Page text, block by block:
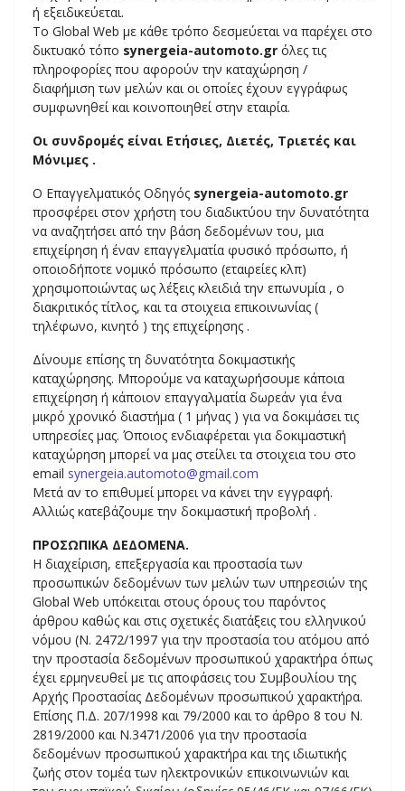
ή εξειδικεύεται.
Το Global Web με κάθε τρόπο δεσμεύεται να παρέχει στο
δικτυακό τόπο synergeia-automoto.gr όλες τις
πληροφορίες που αφορούν την καταχώρηση /
διαφήμιση των μελών και οι οποίες έχουν εγγράφως
συμφωνηθεί και κοινοποιηθεί στην εταιρία.
Οι συνδρομές είναι Ετήσιες, Διετές, Τριετές και
Μόνιμες .
Ο Επαγγελματικός Οδηγός synergeia-automoto.gr
προσφέρει στον χρήστη του διαδικτύου την δυνατότητα
να αναζητήσει από την βάση δεδομένων του, μια
επιχείρηση ή έναν επαγγελματία φυσικό πρόσωπο, ή
οποιοδήποτε νομικό πρόσωπο (εταιρείες κλπ)
χρησιμοποιώντας ως λέξεις κλειδιά την επωνυμία , ο
διακριτικός τίτλος, και τα στοιχεια επικοινωνίας (
τηλέφωνο, κινητό ) της επιχείρησης .
Δίνουμε επίσης τη δυνατότητα δοκιμαστικής
καταχώρησης. Μπορούμε να καταχωρήσουμε κάποια
επιχείρηση ή κάποιον επαγγαλματία δωρεάν για ένα
μικρό χρονικό διαστήμα ( 1 μήνας ) για να δοκιμάσει τις
υπηρεσίες μας. Όποιος ενδιαφέρεται για δοκιμαστική
καταχώρηση μπορεί να μας στείλει τα στοιχεια του στο
email synergeia.automoto@gmail.com
Μετά αν το επιθυμεί μπορει να κάνει την εγγραφή.
Αλλιώς κατεβάζουμε την δοκιμαστική προβολή .
ΠΡΟΣΩΠΙΚΑ ΔΕΔΟΜΕΝΑ.
Η διαχείριση, επεξεργασία και προστασία των
προσωπικών δεδομένων των μελών των υπηρεσιών της
Global Web υπόκειται στους όρους του παρόντος
άρθρου καθώς και στις σχετικές διατάξεις του ελληνικού
νόμου (Ν. 2472/1997 για την προστασία του ατόμου από
την προστασία δεδομένων προσωπικού χαρακτήρα όπως
έχει ερμηνευθεί με τις αποφάσεις του Συμβουλίου της
Αρχής Προστασίας Δεδομένων προσωπικού χαρακτήρα.
Επίσης Π.Δ. 207/1998 και 79/2000 και το άρθρο 8 του Ν.
2819/2000 και Ν.3471/2006 για την προστασία
δεδομένων προσωπικού χαρακτήρα και της ιδιωτικής
ζωής στον τομέα των ηλεκτρονικών επικοινωνιών και